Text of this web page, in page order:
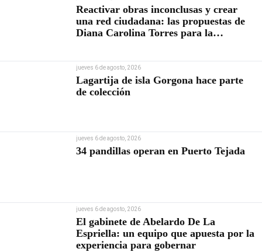
Reactivar obras inconclusas y crear
una red ciudadana: las propuestas de
Diana Carolina Torres para la
jueves 6 de agosto, 2026
Lagartija de isla Gorgona hace parte
de colección
jueves 6 de agosto, 2026
34 pandillas operan en Puerto Tejada
jueves 6 de agosto, 2026
El gabinete de Abelardo De La
Espriella: un equipo que apuesta por la
experiencia para gobernar